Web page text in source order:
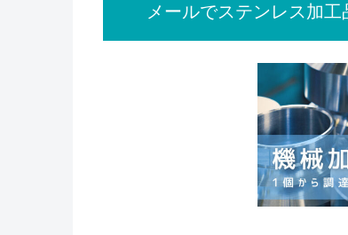
メールでステンレス加